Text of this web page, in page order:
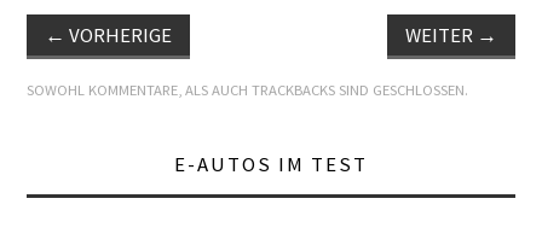
SCHAUFENSTER
E+PIH
A BIS Z
← VORHERIGE WEITER →
SOWOHL KOMMENTARE, ALS AUCH TRACKBACKS SIND GESCHLOSSEN.
E-AUTOS IM TEST